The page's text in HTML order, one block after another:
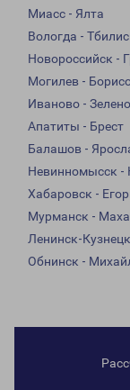
Миасс - Ялта
Вологда -
Новороссийск -
Могилев -
Иваново -
Апатиты - Брест
Балашов -
Невинномысск -
Хабаровск -
Мурманск -
Ленинск-
Обнинск -